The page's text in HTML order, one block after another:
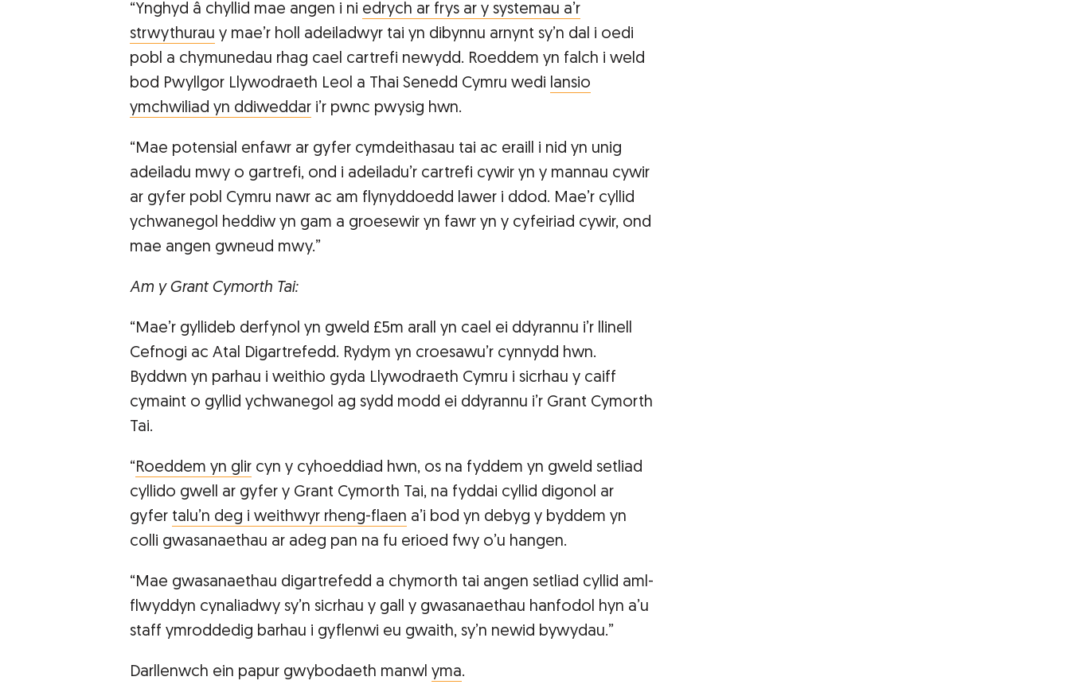
“Ynghyd â chyllid mae angen i ni edrych ar frys ar y systemau a’r
strwythurau y mae’r holl adeiladwyr tai yn dibynnu arnynt sy’n dal i oedi
pobl a chymunedau rhag cael cartrefi newydd. Roeddem yn falch i weld
bod Pwyllgor Llywodraeth Leol a Thai Senedd Cymru wedi lansio
ymchwiliad yn ddiweddar i’r pwnc pwysig hwn.
“Mae potensial enfawr ar gyfer cymdeithasau tai ac eraill i nid yn unig
adeiladu mwy o gartrefi, ond i adeiladu’r cartrefi cywir yn y mannau cywir
ar gyfer pobl Cymru nawr ac am flynyddoedd lawer i ddod. Mae’r cyllid
ychwanegol heddiw yn gam a groesewir yn fawr yn y cyfeiriad cywir, ond
mae angen gwneud mwy.”
Am y Grant Cymorth Tai:
“Mae’r gyllideb derfynol yn gweld £5m arall yn cael ei ddyrannu i’r llinell
Cefnogi ac Atal Digartrefedd. Rydym yn croesawu’r cynnydd hwn.
Byddwn yn parhau i weithio gyda Llywodraeth Cymru i sicrhau y caiff
cymaint o gyllid ychwanegol ag sydd modd ei ddyrannu i’r Grant Cymorth
Tai.
“ Roeddem yn glir cyn y cyhoeddiad hwn, os na fyddem yn gweld setliad
cyllido gwell ar gyfer y Grant Cymorth Tai, na fyddai cyllid digonol ar
gyfer talu’n deg i weithwyr rheng-flaen a’i bod yn debyg y byddem yn
colli gwasanaethau ar adeg pan na fu erioed fwy o’u hangen.
“Mae gwasanaethau digartrefedd a chymorth tai angen setliad cyllid aml-
flwyddyn cynaliadwy sy’n sicrhau y gall y gwasanaethau hanfodol hyn a’u
staff ymroddedig barhau i gyflenwi eu gwaith, sy’n newid bywydau.”
Darllenwch ein papur gwybodaeth manwlyma.